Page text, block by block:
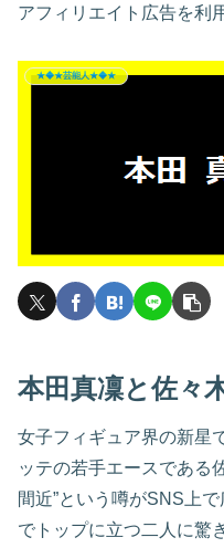
アフィリエイト広告を利
★◆★芸能人★◆★
本田真凜と佐々
女子フィギュア界の新星
ッテの若手エースである
間近”という噂がSNS上
でトップに立つ二人に驚